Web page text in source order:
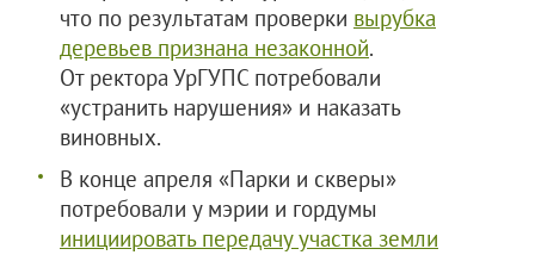
что по результатам проверки вырубка
деревьев признана незаконной.
От ректора УрГУПС потребовали
«устранить нарушения» и наказать
виновных.
В конце апреля «Парки и скверы»
потребовали у мэрии и гордумы
инициировать передачу участка земли